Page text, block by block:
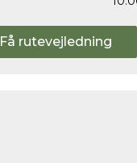
Få rutevejledning